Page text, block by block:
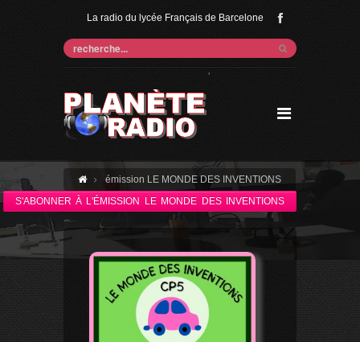
La radio du lycée Français de Barcelone
'
émission LE MONDE DES INVENTIONS
S'ABONNER À L'ÉMISSION LE MONDE DES INVENTIONS